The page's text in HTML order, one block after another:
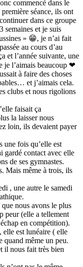
commencé dans le
séance, ils ont
dans ce groupe
semaines et je suis
» 😁, je n’ai fait
au cours d’au
et l’année suivante, une
je l’aimais beaucoup ❤
à faire des choses
et j’aimais cela.
clubs et nous rigolions
faisait ça
la laisser nous
loin, ils devaient payer
une fois qu’elle est
gardé contact avec elle
de ses gymnastes.
Mais même à trois, ils
, une autre le samedi
nous avons le plus
peur (elle a tellement
en compétition).
elle est lunéaire ( elle
quand même un peu.
il nous fait très bien